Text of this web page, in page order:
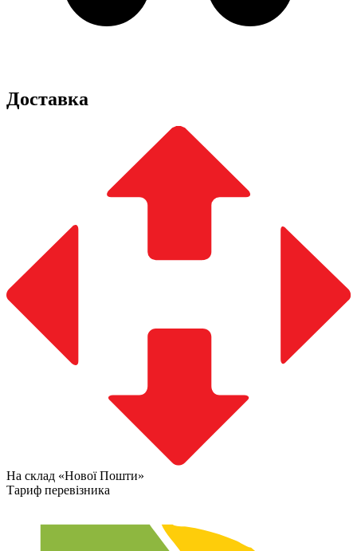
Доставка
На склад «Нової Пошти»
Тариф перевізника